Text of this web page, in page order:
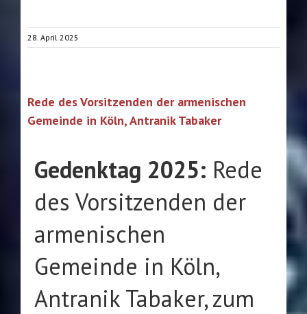
28. April 2025
Rede des Vorsitzenden der armenischen
Gemeinde in Köln, Antranik Tabaker
Gedenktag 2025: Rede
des Vorsitzenden der
armenischen
Gemeinde in Köln,
Antranik Tabaker, zum